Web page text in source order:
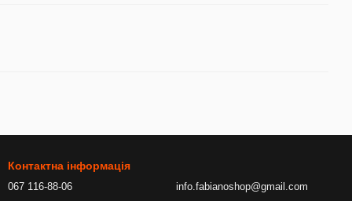
Контактна інформація
067 116-88-06 info.fabianoshop@gmail.com